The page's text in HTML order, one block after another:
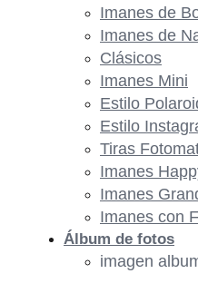
Imanes de
Imanes de
Clásicos
Imanes Mini
Estilo
Estilo
Tiras
Imanes
Imanes
Imanes con
Álbum de fotos
imagen